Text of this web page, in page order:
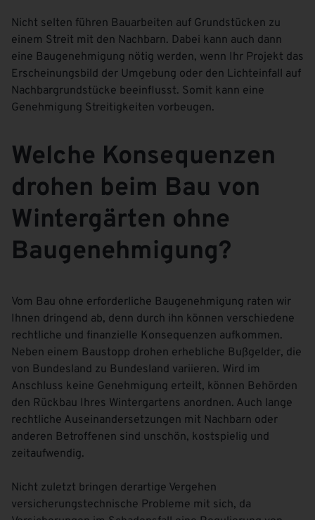
Nicht selten führen Bauarbeiten auf Grundstücken zu
einem Streit mit den Nachbarn. Dabei kann auch dann
eine Baugenehmigung nötig werden, wenn Ihr Projekt das
Erscheinungsbild der Umgebung oder den Lichteinfall auf
Nachbargrundstücke beeinflusst. Somit kann eine
Genehmigung Streitigkeiten vorbeugen.
Welche Konsequenzen
drohen beim Bau von
Wintergärten ohne
Baugenehmigung?
Vom Bau ohne erforderliche Baugenehmigung raten wir
Ihnen dringend ab, denn durch ihn können verschiedene
rechtliche und finanzielle Konsequenzen aufkommen.
Neben einem Baustopp drohen erhebliche Bußgelder, die
von Bundesland zu Bundesland variieren. Wird im
Anschluss keine Genehmigung erteilt, können Behörden
den Rückbau Ihres Wintergartens anordnen. Auch lange
rechtliche Auseinandersetzungen mit Nachbarn oder
anderen Betroffenen sind unschön, kostspielig und
zeitaufwendig.
Nicht zuletzt bringen derartige Vergehen
versicherungstechnische Probleme mit sich, da